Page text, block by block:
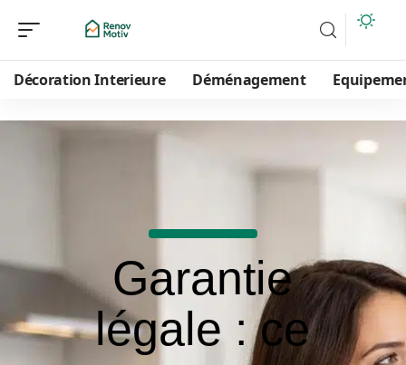
Décoration Interieure Déménagement
Garantie
légale : ce